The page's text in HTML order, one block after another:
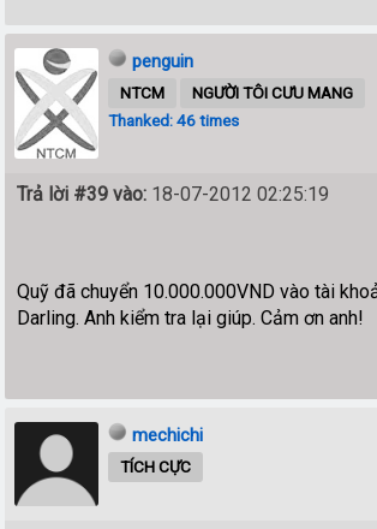
penguin
NTCM
NGƯỜI TÔI CƯU MANG
Thanked: 46 times
Trả lời #39 vào: 18-07-2012 02:25:19
Quỹ đã chuyển 10.000.000VND vào tài
Darling. Anh kiểm tra lại giúp. Cảm ơn anh!
mechichi
TÍCH CỰC